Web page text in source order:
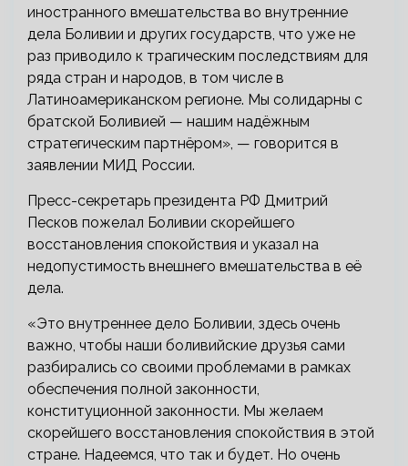
иностранного вмешательства во внутренние
дела Боливии и других государств, что уже не
раз приводило к трагическим последствиям для
ряда стран и народов, в том числе в
Латиноамериканском регионе. Мы солидарны с
братской Боливией — нашим надёжным
стратегическим партнёром», — говорится в
заявлении МИД России.
Пресс-секретарь президента РФ Дмитрий
Песков пожелал Боливии скорейшего
восстановления спокойствия и указал на
недопустимость внешнего вмешательства в её
дела.
«Это внутреннее дело Боливии, здесь очень
важно, чтобы наши боливийские друзья сами
разбирались со своими проблемами в рамках
обеспечения полной законности,
конституционной законности. Мы желаем
скорейшего восстановления спокойствия в этой
стране. Надеемся, что так и будет. Но очень